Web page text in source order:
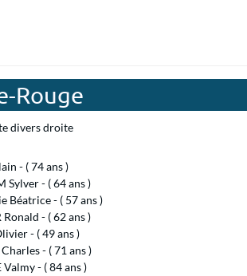
Rouge
divers droite
- ( 74 ans )
Sylver - ( 64 ans )
Béatrice - ( 57 ans )
Ronald - ( 62 ans )
- ( 49 ans )
- ( 71 ans )
Valmy - ( 84 ans )